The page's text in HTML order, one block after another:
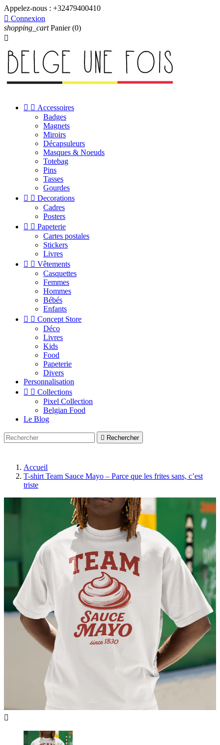
Appelez-nous : +32479400410
 Connexion
shopping_cart Panier (0)

  Accessoires
Badges
Magnets
Miroirs
Décapsuleurs
Masques & Noeuds
Totebag
Pins
Tasses
Gourdes
  Decorations
Cadres
Posters
  Papeterie
Cartes postales
Stickers
Livres
  Vêtements
Casquettes
Femmes
Hommes
Bébés
Enfants
  Concept Store
Déco
Livres
Kids
Food
Papeterie
Divers
Personnalisation
  Collections
Pixel Collection
Belgian Food
Le Blog
 Rechercher
Accueil
T-shirt Team Sauce Mayo – Parce que les frites sans, c’est
triste
